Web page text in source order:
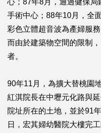
手術中心；88年10月，全
彩色立體超音波為產婦服
而由於建築物空間的限制
者。
90年11月，為擴大替桃園
紅淇院長在中壢元化路與
院址所在的土地，並於91
日，宏其婦幼醫院大樓完